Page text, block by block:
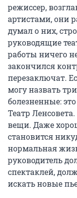
режиссер,
артистами, они
думал о них,
руководящие
работы ничего
закончился
перезаключат.
могу назвать
болезненные:
Театр
вещи. Даже
становится
нормальная
руководитель
спектаклей,
искать новые